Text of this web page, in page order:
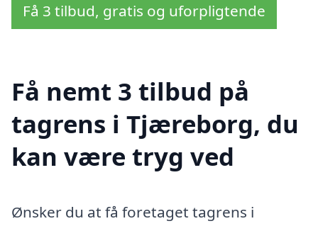
Få 3 tilbud, gratis og uforpligtende
Få nemt 3 tilbud på
tagrens i Tjæreborg, du
kan være tryg ved
Ønsker du at få foretaget tagrens i